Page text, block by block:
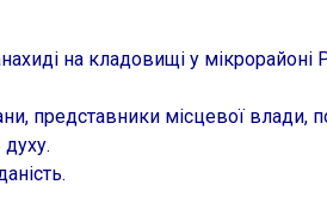
на кладовищі у
представники місцевої влади,